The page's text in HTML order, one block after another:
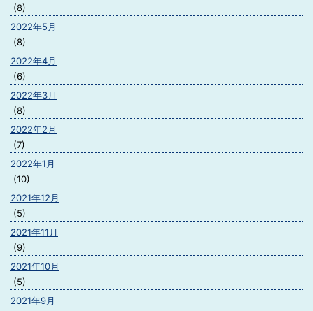
(8)
2022年5月
(8)
2022年4月
(6)
2022年3月
(8)
2022年2月
(7)
2022年1月
(10)
2021年12月
(5)
2021年11月
(9)
2021年10月
(5)
2021年9月